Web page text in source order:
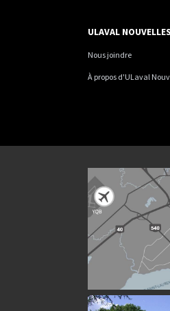
ULAVAL NOUVELLES
Nous joindre
À propos d'ULaval